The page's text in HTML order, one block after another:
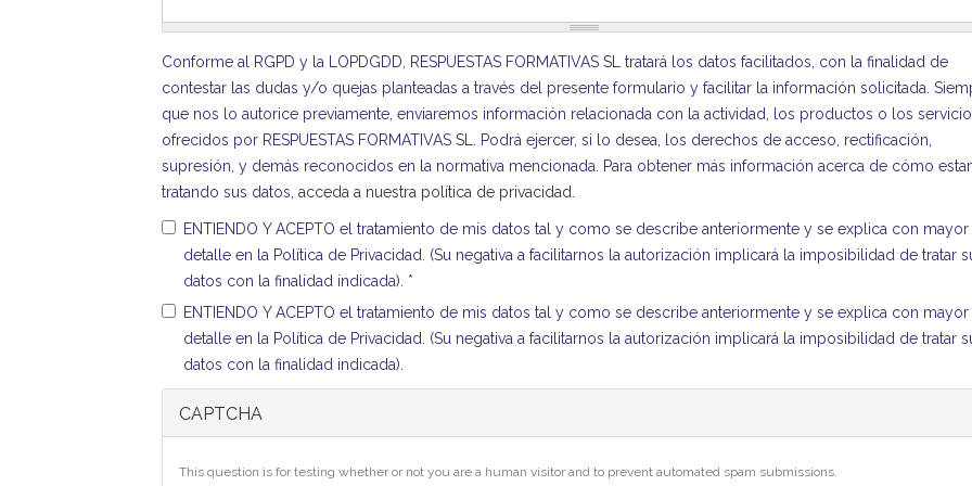
Conforme al RGPD y la LOPDGDD, RESPUESTAS FORMATIVAS SL tratará los datos facilitados, con la finalidad de
contestar las dudas y/o quejas planteadas a través del presente formulario y facilitar la información solicitada.
que nos lo autorice previamente, enviaremos información relacionada con la actividad, los productos o los
ofrecidos por RESPUESTAS FORMATIVAS SL. Podrá ejercer, si lo desea, los derechos de acceso, rectificación,
supresión, y demás reconocidos en la normativa mencionada. Para obtener más información acerca de cómo
tratando sus datos,acceda a nuestra política de privacidad
ENTIENDO Y ACEPTO el tratamiento de mis datos tal y como se describe anteriormente y se explica con mayor
detalle en la Política de Privacidad. (Su negativa a facilitarnos la autorización implicará la imposibilidad de tratar
datos con la finalidad indicada). *
ENTIENDO Y ACEPTO el tratamiento de mis datos tal y como se describe anteriormente y se explica con mayor
detalle en la Política de Privacidad. (Su negativa a facilitarnos la autorización implicará la imposibilidad de tratar
datos con la finalidad indicada).
CAPTCHA
This question is for testing whether or not you are a human visitor and to prevent automated spam submissions.